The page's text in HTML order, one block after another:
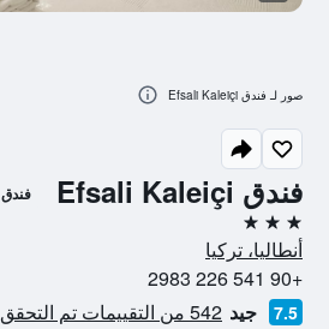
فندق Efsali Kaleiçi فندق
3 نجوم
أنطاليا، تركيا
+90 541 226 2983
7.5 جيد 542 من التقييمات تم التحقق منها
صور لـ فندق Efsali Kaleiçi